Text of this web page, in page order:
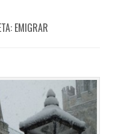
EMIGRAR